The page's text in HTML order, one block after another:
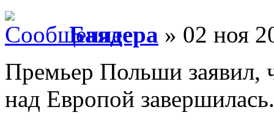
Баядера » 02 ноя
Премьер Польши
над Европой завершилась.